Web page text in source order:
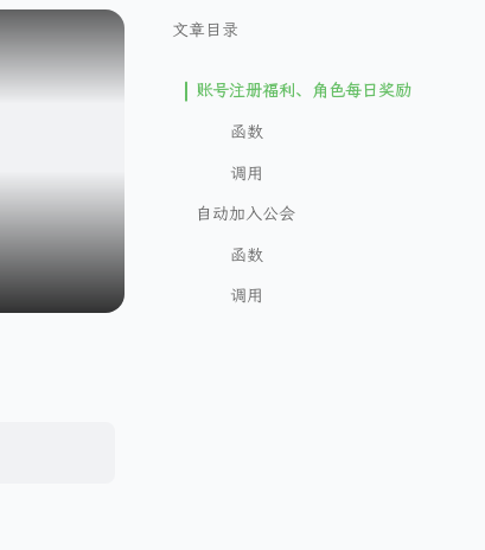
文章目录
账号注册福利、角色每日奖励
函数
调用
自动加入公会
函数
调用